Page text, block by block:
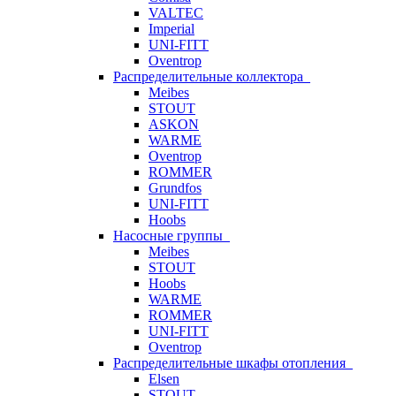
VALTEC
Imperial
UNI-FITT
Oventrop
Распределительные коллектора
Meibes
STOUT
ASKON
WARME
Oventrop
ROMMER
Grundfos
UNI-FITT
Hoobs
Насосные группы
Meibes
STOUT
Hoobs
WARME
ROMMER
UNI-FITT
Oventrop
Распределительные шкафы отопления
Elsen